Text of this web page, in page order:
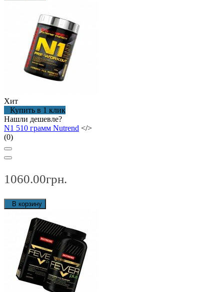
Хит
Купить в 1 клик
Нашли дешевле?
N1 510 грамм Nutrend </>
(0)
1060.00грн.
В корзину